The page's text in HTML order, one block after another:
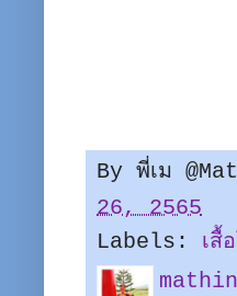
By พี่เม
26, 2565
Labels: เสื้